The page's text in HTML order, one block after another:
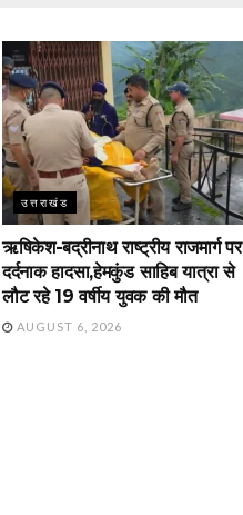
उत्तराखंड
ऋषिकेश-बद्रीनाथ राष्ट्रीय राजमार्ग पर
दर्दनाक हादसा,हेमकुंड साहिब यात्रा से
लौट रहे 19 वर्षीय युवक की मौत
AUGUST 6, 2026